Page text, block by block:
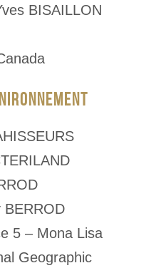
BISAILLON
BERROD
5 – Mona Lisa
Geographic